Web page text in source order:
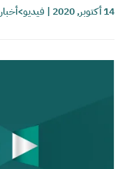
14 أكتوبر, 2020 | فيديو>أخبار